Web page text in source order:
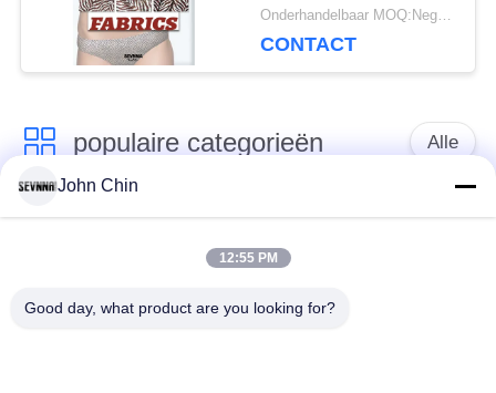
onderkleding
Onderhandelbaar MOQ:Negotiable
CONTACT
populaire categorieën Alle
Gerecycleerde
Gerecycleerde Nylon
Stof
gerecycled polyester
Gerecycleerde Lycra-
John Chin
12:55 PM
Good day, what product are you looking for?